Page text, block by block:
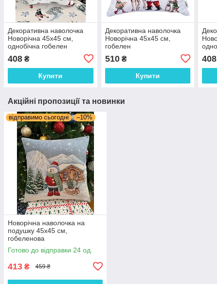
Декоративна наволочка
Новорічна 45х45 см,
однобічна гобелен
408 ₴
Купити
Декоративна наволочка
Новорічна 45х45 см,
гобелен
510₴
Купити
408
Акційні пропозиції та новинки
відправимо сьогодні –10%
Новорічна наволочка на
подушку 45х45 см,
гобеленова
Готово до відправки 24 од.
413 ₴ 459 ₴